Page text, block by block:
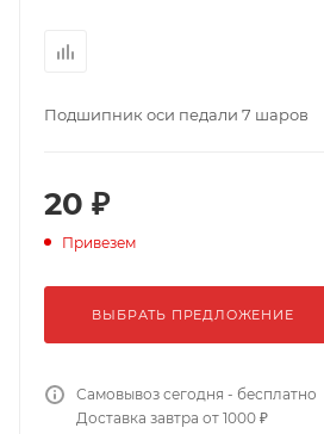
Подшипник оси педали 7 шаров
20 ₽
Привезем
ВЫБРАТЬ ПРЕДЛОЖЕНИЕ
Самовывоз сегодня - бесплатно
Доставка завтра от 1000 ₽